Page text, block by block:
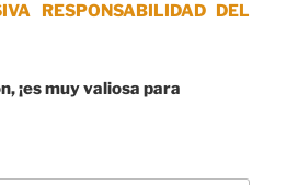
RESPONSABILIDAD DEL
¡es muy valiosa para